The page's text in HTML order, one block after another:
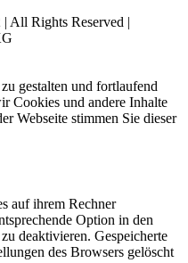
All Rights Reserved |
gestalten und fortlaufend
Cookies und andere Inhalte
Webseite stimmen Sie dieser
auf ihrem Rechner
Option in den
deaktivieren. Gespeicherte
des Browsers gelöscht